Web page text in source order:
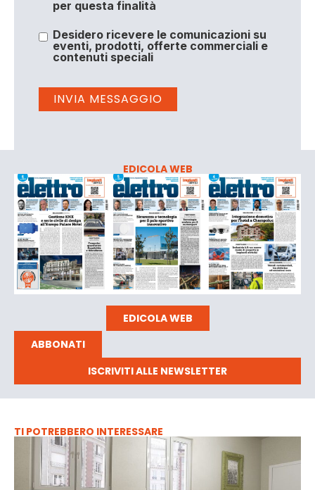
per questa finalità
Desidero ricevere le comunicazioni su
eventi, prodotti, offerte commerciali e
contenuti speciali
EDICOLA WEB
EDICOLA WEB
ABBONATI
ISCRIVITI ALLE NEWSLETTER
TI POTREBBERO INTERESSARE